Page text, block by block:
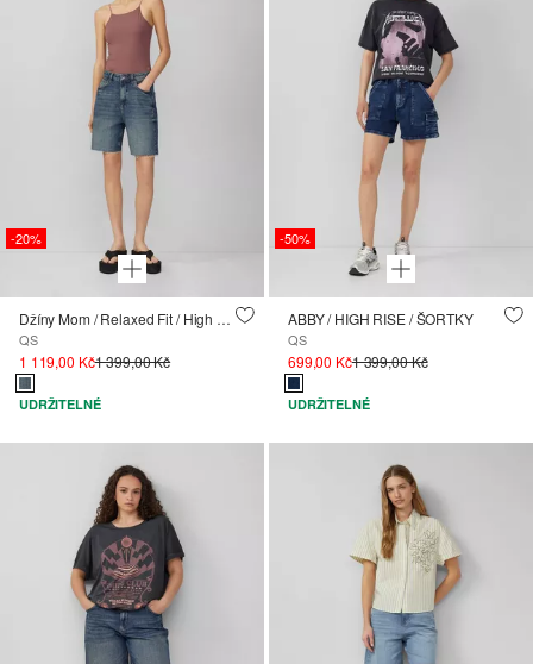
-20%
Džíny Mom / Relaxed Fit / High Rise
QS
1 119,00 Kč1 399,00 Kč
UDRŽITELNÉ
-50%
ABBY / HIGH RISE / ŠORTKY
QS
699,00 Kč1 399,00 Kč
UDRŽITELNÉ